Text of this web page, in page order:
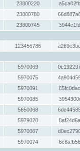
23800220
23800780
23800745
123456786
5970069
5970075
5970091
5970085
5650068
5979020
5970067
5970074